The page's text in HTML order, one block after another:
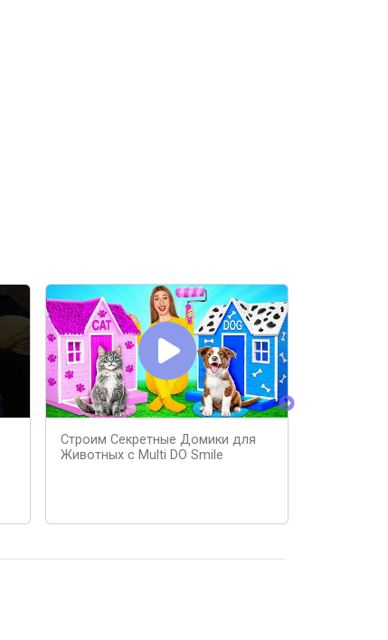
Строим Секретные Домики для
Животных c Multi DO Smile